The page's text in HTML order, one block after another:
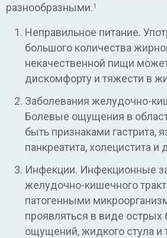
разнообразными.1
Неправильное питание.
большого количества
некачественной пищи
дискомфорту и тяжести в
Заболевания желудочно-
Болевые ощущения в
быть признаками гастрита,
панкреатита, холецистита и
Инфекции. Инфекционные
желудочно-кишечного
патогенными
проявляться в виде острых
ощущений, жидкого стула и